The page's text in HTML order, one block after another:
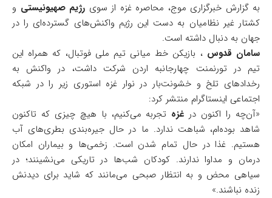
به گزارش خبرگزاری موج، محاصره غزه از سوی رژیم صهیونیستی و
کشتار غیر نظامیان به دست این رژیم واکنش‌های گسترده‌ای را در
جهان به دنبال داشته است.
سامان قدوس ، بازیکن خط میانی تیم ملی فوتبال، که همراه این
تیم در تورنمنت چهارجانبه اردن شرکت داشت، در واکنش به
رخدادهای تلخ و خشونت‌بار در نوار غزه استوری زیر را در شبکه
اجتماعی اینستاگرام منتشر کرد:
«آن‌چه را اکنون در غزه تجربه می‌کنیم، با هیچ چیزی که تاکنون
شاهد بوده‌ام، شباهت ندارد. ما در حال جیره‌بندی بطری‌های آب
هستیم. غذا در حال تمام‌ شدن است. زخمی‌ها و بیماران امکان
درمان و مداوا ندارند. کودکان شب‌ها در تاریکی می‌نشینند؛ در
سیاهی محض و به انتظار صبحی می‌مانند که شاید برای دیدنش
زنده نباشند.»